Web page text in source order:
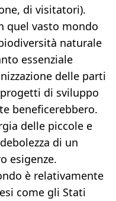
di visitatori).
quel vasto mondo
naturale
essenziale
delle parti
di sviluppo
beneficerebbero.
delle piccole e
di un
esigenze.
è relativamente
come gli Stati